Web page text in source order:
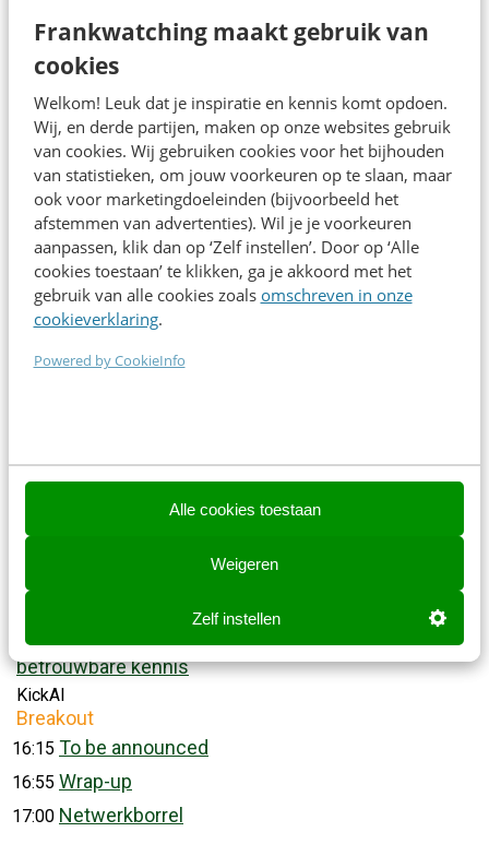
Frankwatching maakt gebruik van
cookies
Welkom! Leuk dat je inspiratie en kennis komt opdoen.
Wij, en derde partijen, maken op onze websites gebruik
van cookies. Wij gebruiken cookies voor het bijhouden
van statistieken, om jouw voorkeuren op te slaan, maar
ook voor marketingdoeleinden (bijvoorbeeld het
afstemmen van advertenties). Wil je je voorkeuren
aanpassen, klik dan op ‘Zelf instellen’. Door op ‘Alle
cookies toestaan’ te klikken, ga je akkoord met het
gebruik van alle cookies zoals omschreven in onze
cookieverklaring.
Powered by CookieInfo
Alle cookies toestaan
Weigeren
Zelf instellen
13:25
klantervaring
Vattenfall
Keynote
14:20
Conversational AI als samenwerkingspartner
Universiteit Utrecht
Kennissessie
To be announced
Meer vakantie, minder frictie: hoe Landal bouwt aan
de digitale gastreis
Landal
Case
Agentic chat- en voicebots: van demo naar
betrouwbare klantgesprekken
15:30 To be announced
Conversation design als organisatieontwerp: lessen
uit 6 maanden full-time werken met Claude Code
Convocat
Bouw niet meteen een chatbot, begin met
betrouwbare kennis
KickAI
Breakout
16:15 To be announced
16:55 Wrap-up
17:00 Netwerkborrel